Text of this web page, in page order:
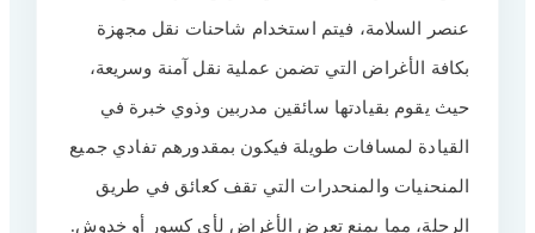
عنصر السلامة، فيتم استخدام شاحنات نقل مجهزة
بكافة الأغراض التي تضمن عملية نقل آمنة وسريعة،
حيث يقوم بقيادتها سائقين مدربين وذوي خبرة في
القيادة لمسافات طويلة فيكون بمقدورهم تفادي جميع
المنحنيات والمنحدرات التي تقف كعائق في طريق
الرحلة، مما يمنع تعرض الأغراض لأي كسور أو خدوش.